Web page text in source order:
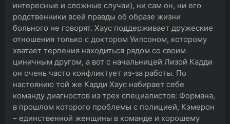
интересные и сложные случаи), ни сам он, ни его
родственники всей правды об образе жизни
больного не говорят. Хаус поддерживает дружеские
отношения только с доктором Уилсоном, которому
хватает терпения находиться рядом со своим
циничным другом, а вот с начальницей Лизой Кадди
он очень часто конфликтует из-за работы. По
настоянию той же Кадди Хаус набирает себе
команду диагностов из трех специалистов: Формана,
в прошлом которого проблемы с полицией, Кэмерон
– единственной женщины в команде и хорошему